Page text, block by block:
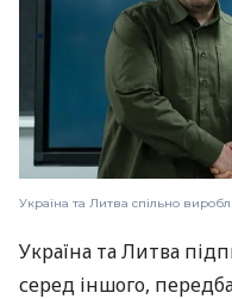
Україна та Литва спільно
Україна та Литва
серед іншого,